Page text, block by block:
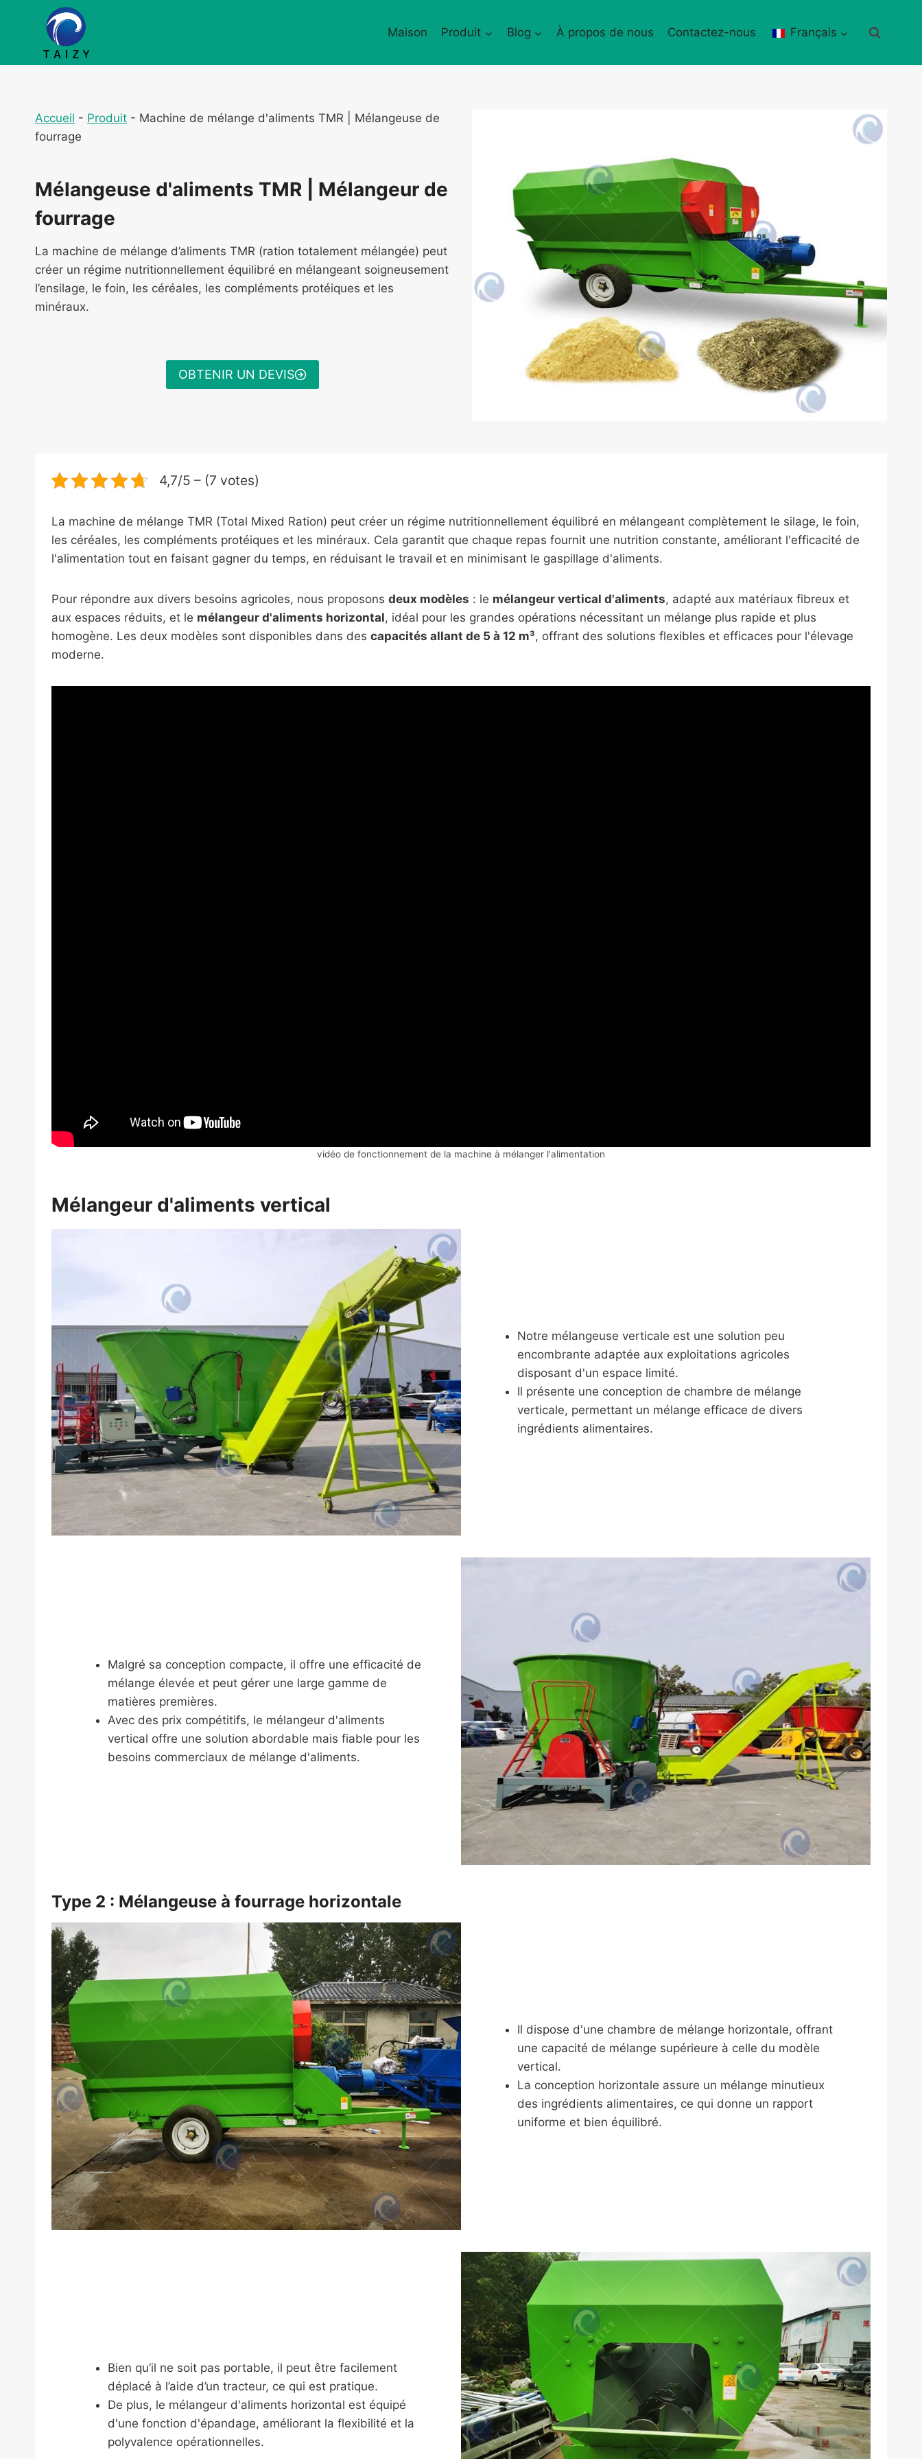
Maison Produit Blog À propos de nous Contactez-nous Français
Accueil - Produit - Machine de mélange d'aliments TMR | Mélangeuse de
fourrage
Mélangeuse d'aliments TMR | Mélangeur de
fourrage
La machine de mélange d’aliments TMR (ration totalement mélangée) peut
créer un régime nutritionnellement équilibré en mélangeant soigneusement
l’ensilage, le foin, les céréales, les compléments protéiques et les
minéraux.
OBTENIR UN DEVIS
4,7/5 – (7 votes)
La machine de mélange TMR (Total Mixed Ration) peut créer un régime nutritionnellement équilibré en mélangeant complètement le silage, le foin,
les céréales, les compléments protéiques et les minéraux. Cela garantit que chaque repas fournit une nutrition constante, améliorant l'efficacité de
l'alimentation tout en faisant gagner du temps, en réduisant le travail et en minimisant le gaspillage d'aliments.
Pour répondre aux divers besoins agricoles, nous proposons deux modèles : le mélangeur vertical d'aliments, adapté aux matériaux fibreux et
aux espaces réduits, et le mélangeur d'aliments horizontal, idéal pour les grandes opérations nécessitant un mélange plus rapide et plus
homogène. Les deux modèles sont disponibles dans des capacités allant de 5 à 12 m³, offrant des solutions flexibles et efficaces pour l'élevage
moderne.
vidéo de fonctionnement de la machine à mélanger l'alimentation
Mélangeur d'aliments vertical
Notre mélangeuse verticale est une solution peu
encombrante adaptée aux exploitations agricoles
disposant d'un espace limité.
Il présente une conception de chambre de mélange
verticale, permettant un mélange efficace de divers
ingrédients alimentaires.
Malgré sa conception compacte, il offre une efficacité de
mélange élevée et peut gérer une large gamme de
matières premières.
Avec des prix compétitifs, le mélangeur d'aliments
vertical offre une solution abordable mais fiable pour les
besoins commerciaux de mélange d'aliments.
Type 2 : Mélangeuse à fourrage horizontale
Il dispose d'une chambre de mélange horizontale, offrant
une capacité de mélange supérieure à celle du modèle
vertical.
La conception horizontale assure un mélange minutieux
des ingrédients alimentaires, ce qui donne un rapport
uniforme et bien équilibré.
Bien qu’il ne soit pas portable, il peut être facilement
déplacé à l’aide d’un tracteur, ce qui est pratique.
De plus, le mélangeur d'aliments horizontal est équipé
d'une fonction d'épandage, améliorant la flexibilité et la
polyvalence opérationnelles.